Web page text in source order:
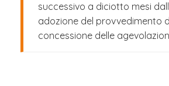
successivo a diciotto mesi
adozione del provvedimento
concessione delle